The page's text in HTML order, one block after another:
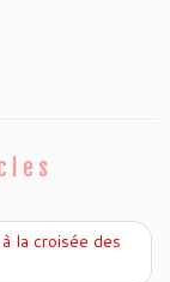
la croisée des